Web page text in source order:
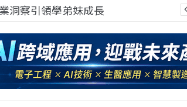
弟妹交流最硬核的技術